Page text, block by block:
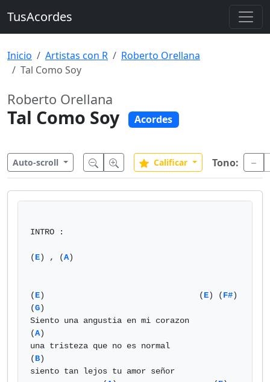
TusAcordes
Inicio Artistas con R
Roberto Orellana
Tal Como Soy
Roberto Orellana
Tal Como Soy Acordes
Auto-scroll Calificar Tono:
INTRO :
(E) , (A)
(E)                                (E) (F#)
(G)
Siento una angustia en mi corazon
(A)
una tristeza que no es normal
(B)
siento tan lejos tu amor señor